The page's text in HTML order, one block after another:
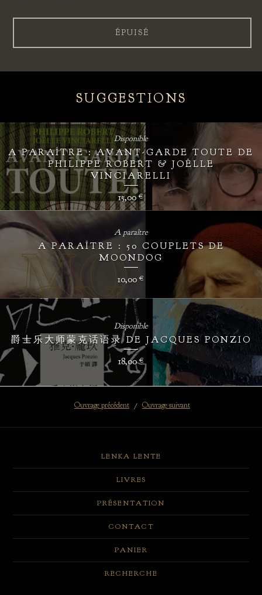
ÉPUISÉ
SUGGESTIONS
A PARAÎTRE : AVANT-GARDE TOUTE DE
PHILIPPE ROBERT & JOËLLE
VINCIARELLI
15,00€
Disponible
A PARAÎTRE : 50 COUPLETS DE
MOONDOG
10,00 €
A paraître
爵士乐大师蒙克话语录 DE JACQUES PONZIO
18,00€
Disponible
Ouvrage précédent Ouvrage suivant
LENKA LENTE
LIVRES
PRÉSENTATION
CONTACT
PANIER
RECHERCHE